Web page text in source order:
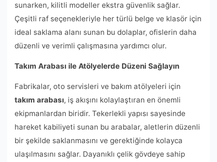
sunarken, kilitli modeller ekstra güvenlik sağlar.
Çeşitli raf seçenekleriyle her türlü belge ve klasör için
ideal saklama alanı sunan bu dolaplar, ofislerin daha
düzenli ve verimli çalışmasına yardımcı olur.
Takım Arabası ile Atölyelerde Düzeni Sağlayın
Fabrikalar, oto servisleri ve bakım atölyeleri için
takım arabası, iş akışını kolaylaştıran en önemli
ekipmanlardan biridir. Tekerlekli yapısı sayesinde
hareket kabiliyeti sunan bu arabalar, aletlerin düzenli
bir şekilde saklanmasını ve gerektiğinde kolayca
ulaşılmasını sağlar. Dayanıklı çelik gövdeye sahip